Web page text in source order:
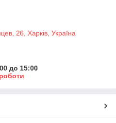
26, Харків, Україна
до 15:00